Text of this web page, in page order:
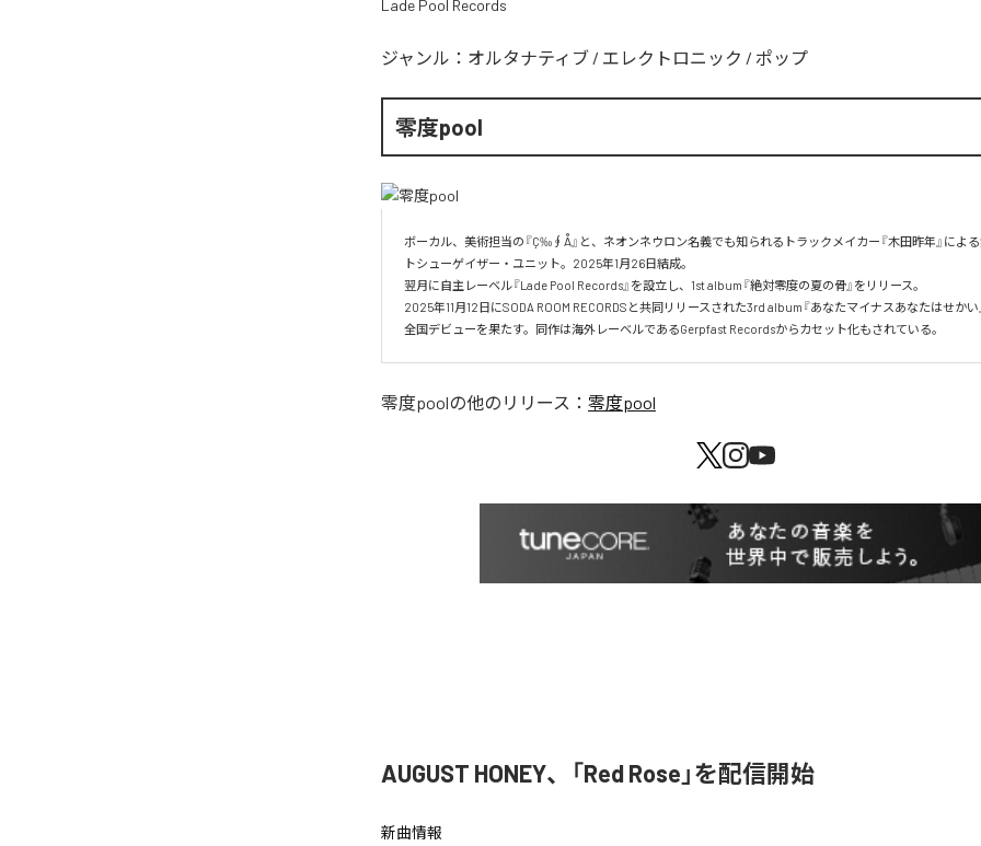
Lade Pool Records
ジャンル： オルタナティブ / エレクトロニック / ポップ
零度pool
ボーカル、美術担当の『Ç‰∮Å』と、ネオンネウロン名義でも知られるトラックメイカー『木田昨年』によ
トシューゲイザー・ユニット。2025年1月26日結成。
翌月に自主レーベル『Lade Pool Records』を設立し、1st album『絶対零度の夏の骨』をリリース。
2025年11月12日にSODA ROOM RECORDSと共同リリースされた3rd album『あなたマイナスあなたはせかい
全国デビューを果たす。同作は海外レーベルであるGerpfast Recordsからカセット化もされている。
零度poolの他のリリース： 零度pool
AUGUST HONEY、「Red Rose」を配信開始
新曲情報